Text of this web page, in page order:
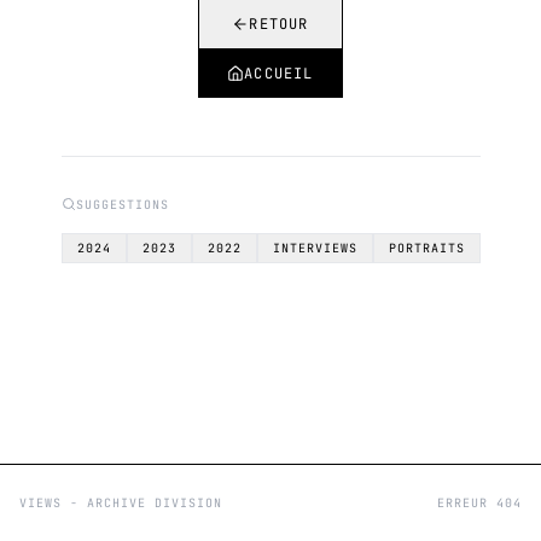
RETOUR
ACCUEIL
SUGGESTIONS
2024 2023 2022 INTERVIEWS PORTRAITS
VIEWS - ARCHIVE DIVISION ERREUR 404